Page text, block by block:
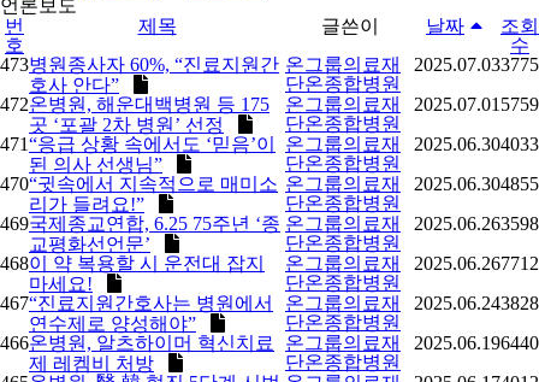
언론보도
번
호
제목 글쓴이 날짜
조회
수
473병원종사자 60%, “진료지원간
호사 안다”
온그룹의료재
단온종합병원
2025.07.033775
472온병원, 해운대백병원 등 175
곳 ‘포괄 2차 병원’ 선정
온그룹의료재
단온종합병원
2025.07.01 5759
471“응급 상황 속에서도 ‘믿음’이
된 의사 선생님”
온그룹의료재
단온종합병원
2025.06.304033
470“귓속에서 지속적으로 매미소
리가 들려요!”
온그룹의료재
단온종합병원
2025.06.304855
469국제종교연합, 6.25 75주년 ‘종
교평화선언문’
온그룹의료재
단온종합병원
2025.06.263598
468이 약 복용할 시 운전대 잡지
마세요!
온그룹의료재
단온종합병원
2025.06.267712
467“진료지원간호사는 병원에서
연수제로 양성해야”
온그룹의료재
단온종합병원
2025.06.243828
466온병원, 알츠하이머 혁신치료
제 레켐비 처방
온그룹의료재
단온종합병원
2025.06.196440